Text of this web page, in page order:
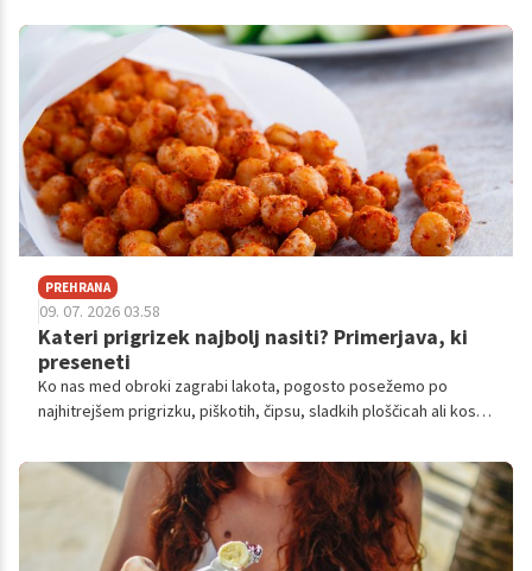
naredimo sami.
PREHRANA
09. 07. 2026 03.58
Kateri prigrizek najbolj nasiti? Primerjava, ki
preseneti
Ko nas med obroki zagrabi lakota, pogosto posežemo po
najhitrejšem prigrizku, piškotih, čipsu, sladkih ploščicah ali kosu
dolgo.